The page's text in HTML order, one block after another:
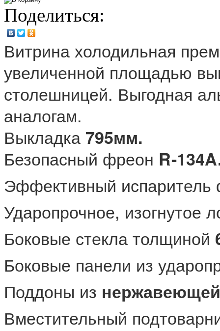
Поделиться:
Витрина холодильная
увеличенной площадью
столешницей. Выгодная
аналогам.
Выкладка 795мм.
Безопасный фреон R-
Эффективный
Ударопрочное, изогнутое
Боковые стекла толщиной
Боковые панели из
Поддоны из
Вместительный